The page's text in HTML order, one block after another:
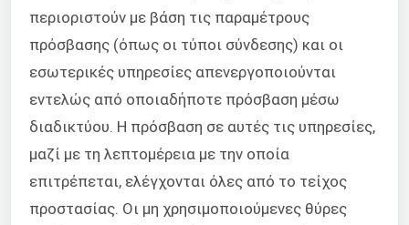
περιοριστούν με βάση τις παραμέτρους
πρόσβασης (όπως οι τύποι σύνδεσης) και οι
εσωτερικές υπηρεσίες απενεργοποιούνται
εντελώς από οποιαδήποτε πρόσβαση μέσω
διαδικτύου. Η πρόσβαση σε αυτές τις υπηρεσίες,
μαζί με τη λεπτομέρεια με την οποία
επιτρέπεται, ελέγχονται όλες από το τείχος
προστασίας. Οι μη χρησιμοποιούμενες θύρες